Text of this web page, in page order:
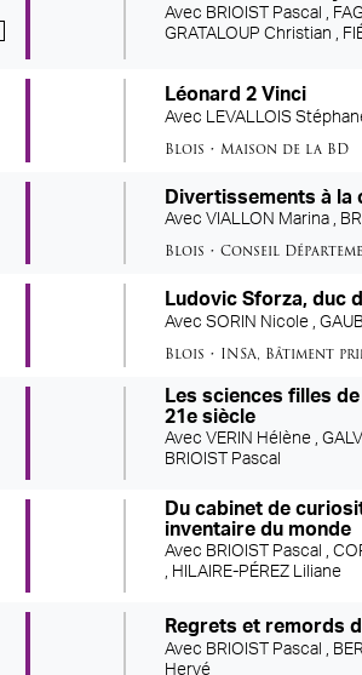
Avec BRIOIST Pascal ,
GRATALOUP Christian ,
Léonard 2 Vinci
Avec LEVALLOIS
Blois • Maison de la BD
Divertissements à la
AvecVIALLON Marina ,
Blois •Conseil
Ludovic Sforza, duc
AvecSORIN Nicole ,
Blois • INSA, Bâtiment
Les sciences filles
21e siècle
AvecVERIN Hélène ,
BRIOIST Pascal
Du cabinet de
inventaire du monde
Avec BRIOIST Pascal ,
, HILAIRE-PÉREZ Liliane
Regrets et remords
Avec BRIOIST Pascal ,
Hervé